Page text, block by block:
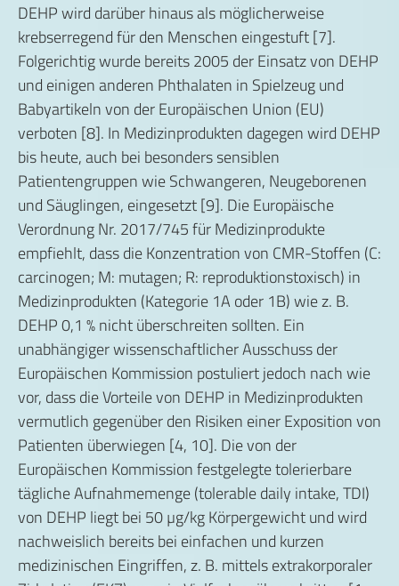
DEHP wird darüber hinaus als möglicherweise
krebserregend für den Menschen eingestuft [7].
Folgerichtig wurde bereits 2005 der Einsatz von DEHP
und einigen anderen Phthalaten in Spielzeug und
Babyartikeln von der Europäischen Union (EU)
verboten [8]. In Medizinprodukten dagegen wird DEHP
bis heute, auch bei besonders sensiblen
Patientengruppen wie Schwangeren, Neugeborenen
und Säuglingen, eingesetzt [9]. Die Europäische
Verordnung Nr. 2017/745 für Medizinprodukte
empfiehlt, dass die Konzentration von CMR-Stoffen (C:
carcinogen; M: mutagen; R: reproduktionstoxisch) in
Medizinprodukten (Kategorie 1A oder 1B) wie z. B.
DEHP 0,1 % nicht überschreiten sollten. Ein
unabhängiger wissenschaftlicher Ausschuss der
Europäischen Kommission postuliert jedoch nach wie
vor, dass die Vorteile von DEHP in Medizinprodukten
vermutlich gegenüber den Risiken einer Exposition von
Patienten überwiegen [4, 10]. Die von der
Europäischen Kommission festgelegte tolerierbare
tägliche Aufnahmemenge (tolerable daily intake, TDI)
von DEHP liegt bei 50 µg/kg Körpergewicht und wird
nachweislich bereits bei einfachen und kurzen
medizinischen Eingriffen, z. B. mittels extrakorporaler